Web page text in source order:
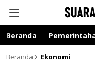
suarakarsa.com
Informasi
Beranda
Beranda Ekonomi